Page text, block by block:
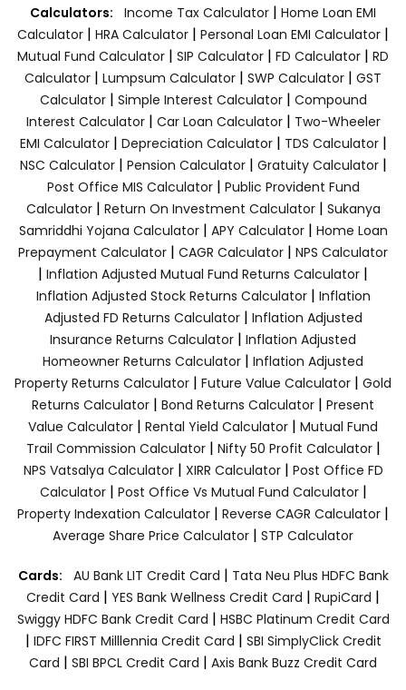
Calculators: Income Tax Calculator | Home Loan EMI
Calculator | HRA Calculator | Personal Loan EMI Calculator |
Mutual Fund Calculator | SIP Calculator | FD Calculator | RD
Calculator | Lumpsum Calculator | SWP Calculator | GST
Calculator| Simple Interest Calculator| Compound
Interest Calculator| Car Loan Calculator| Two-Wheeler
EMI Calculator| Depreciation Calculator| TDS Calculator|
NSC Calculator| Pension Calculator| Gratuity Calculator|
Post Office MIS Calculator| Public Provident Fund
Calculator| Return On Investment Calculator| Sukanya
Samriddhi Yojana Calculator| APY Calculator| Home Loan
Prepayment Calculator | CAGR Calculator | NPS Calculator
| Inflation Adjusted Mutual Fund Returns Calculator |
Inflation Adjusted Stock Returns Calculator| Inflation
Adjusted FD Returns Calculator| Inflation Adjusted
Insurance Returns Calculator | Inflation Adjusted
Homeowner Returns Calculator | Inflation Adjusted
Property Returns Calculator | Future Value Calculator | Gold
Returns Calculator | Bond Returns Calculator | Present
Value Calculator | Rental Yield Calculator | Mutual Fund
Trail Commission Calculator| Nifty 50 Profit Calculator|
NPS Vatsalya Calculator| XIRR Calculator| Post Office FD
Calculator| Post Office Vs Mutual Fund Calculator|
Property Indexation Calculator | Reverse CAGR Calculator |
Average Share Price Calculator | STP Calculator
Cards: AU Bank LIT Credit Card | Tata Neu Plus HDFC Bank
Credit Card | YES Bank Wellness Credit Card | RupiCard |
Swiggy HDFC Bank Credit Card | HSBC Platinum Credit Card
| IDFC FIRST Milllennia Credit Card | SBI SimplyClick Credit
Card | SBI BPCL Credit Card | Axis Bank Buzz Credit Card